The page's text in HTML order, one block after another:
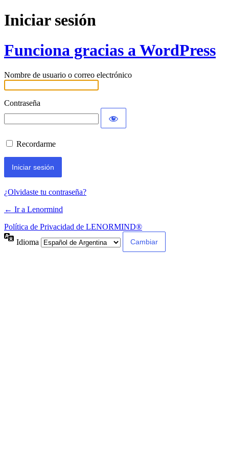
Iniciar sesión
Funciona gracias a WordPress
Nombre de usuario o correo electrónico
Contraseña
Recordarme
¿Olvidaste tu contraseña?
← Ir a Lenormind
Política de Privacidad de LENORMIND®
Idioma